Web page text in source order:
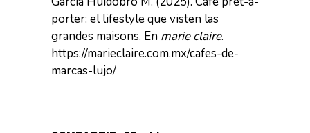
porter: el lifestyle que visten las
grandes maisons. En marie claire.
https://marieclaire.com.mx/cafes-de-
marcas-lujo/